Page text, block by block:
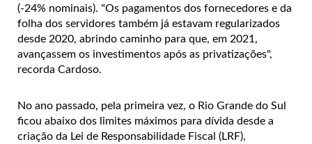
(-24% nominais). "Os pagamentos dos fornecedores e da
folha dos servidores também já estavam regularizados
desde 2020, abrindo caminho para que, em 2021,
avançassem os investimentos após as privatizações",
recorda Cardoso.
No ano passado, pela primeira vez, o Rio Grande do Sul
ficou abaixo dos limites máximos para dívida desde a
criação da Lei de Responsabilidade Fiscal (LRF),